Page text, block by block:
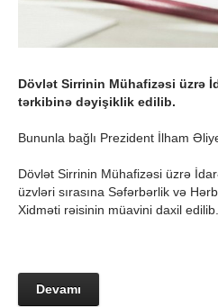
Dövlət Sirrinin Mühafizəsi üzrə
tərkibinə dəyişiklik edilib.
Bununla bağlı Prezident İlham
Dövlət Sirrinin Mühafizəsi üzrə
üzvləri sırasına Səfərbərlik və
Xidməti rəisinin müavini daxil edilib.
Devamı